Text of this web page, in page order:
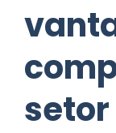
setor